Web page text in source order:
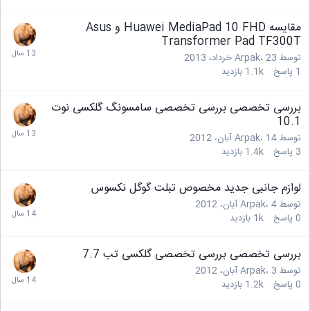
مقایسه Huawei MediaPad 10 FHD و Asus
Transformer Pad TF300T
توسط Arpak ،23 خرداد، 2013
پاسخ 1.1k بازدید
بررسی تخصصی بررسی تخصصی سامسونگ گلکسی نوت
10.1
توسط Arpak ،14 آبان، 2012
3 پاسخ 1.4k بازدید
لوازم جانبی جدید مخصوص تبلت گوگل نکسوس
توسط Arpak ،4 آبان، 2012
0پاسخ 1k بازدید
بررسی تخصصی بررسی تخصصی گلکسی تب 7.7
توسط Arpak ،3 آبان، 2012
0پاسخ 1.2k بازدید